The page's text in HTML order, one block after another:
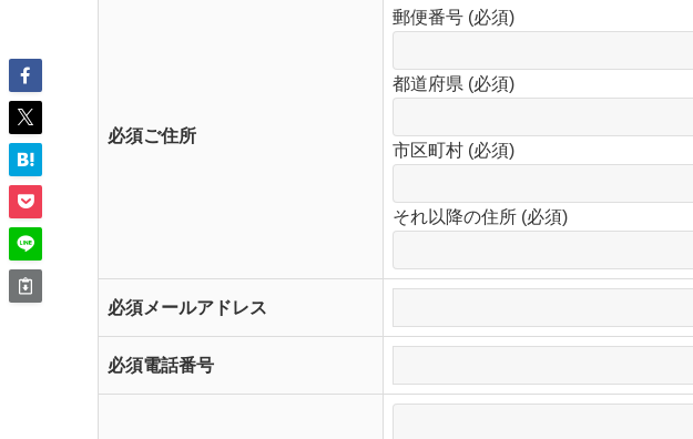
必須ご住所
郵便番号 (必須)
都道府県 (必須)
市区町村 (必須)
それ以降の住所 (必須)
必須メールアドレス
必須電話番号